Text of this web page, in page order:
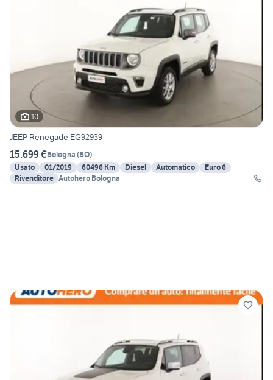
10
JEEP Renegade EG92939
15.699 €Bologna (BO)
Usato
01/2019 60496 Km Diesel Automatico
Euro 6
Rivenditore Autohero Bologna